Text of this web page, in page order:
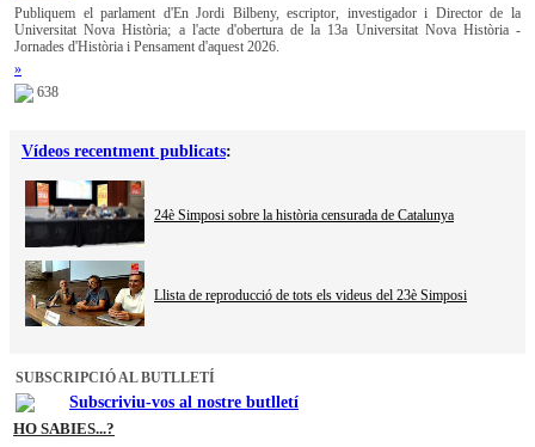
Publiquem el parlament d'En Jordi Bilbeny, escriptor, investigador i Director de la
Universitat Nova Història; a l'acte d'obertura de la 13a Universitat Nova Història -
Jornades d'Història i Pensament d'aquest 2026.
»
638
Vídeos recentment publicats:
24è Simposi sobre la història censurada de Catalunya
Llista de reproducció de tots els videus del 23è Simposi
SUBSCRIPCIÓ AL BUTLLETÍ
Subscriviu-vos al nostre butlletí
HO SABIES...?